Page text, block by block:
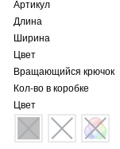
Артикул
Длина
Ширина
Цвет
Вращающийся крючок
Кол-во в коробке
Цвет